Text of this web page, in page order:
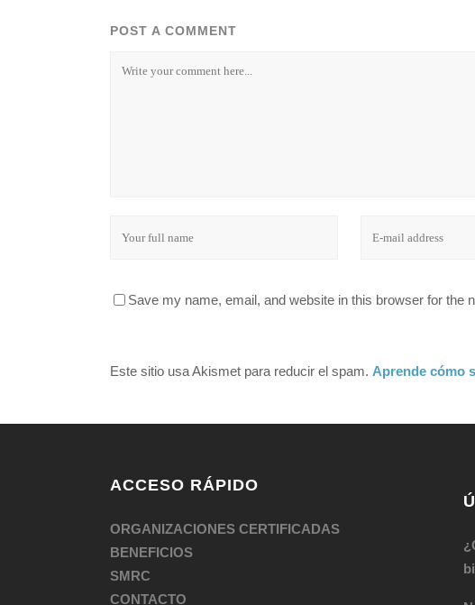
POST A COMMENT
Save my name, email, and website in this browser for the
Este sitio usa Akismet para reducir el spam. Aprende cómo
ACCESO RÁPIDO
ORGANIZACIONES CERTIFICADAS
BENEFICIOS
SMRC
CONTACTO